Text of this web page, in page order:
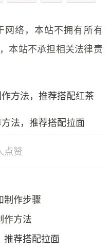
网络，本站不拥有所有
本站不承担相关法律责
方法，推荐搭配红茶
法，推荐搭配拉面
点赞
制作步骤
作方法
推荐搭配拉面